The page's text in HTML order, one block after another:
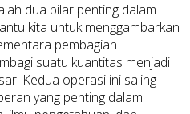
dua pilar penting dalam
kita untuk menggambarkan
pembagian
suatu kuantitas menjadi
Kedua operasi ini saling
yang penting dalam